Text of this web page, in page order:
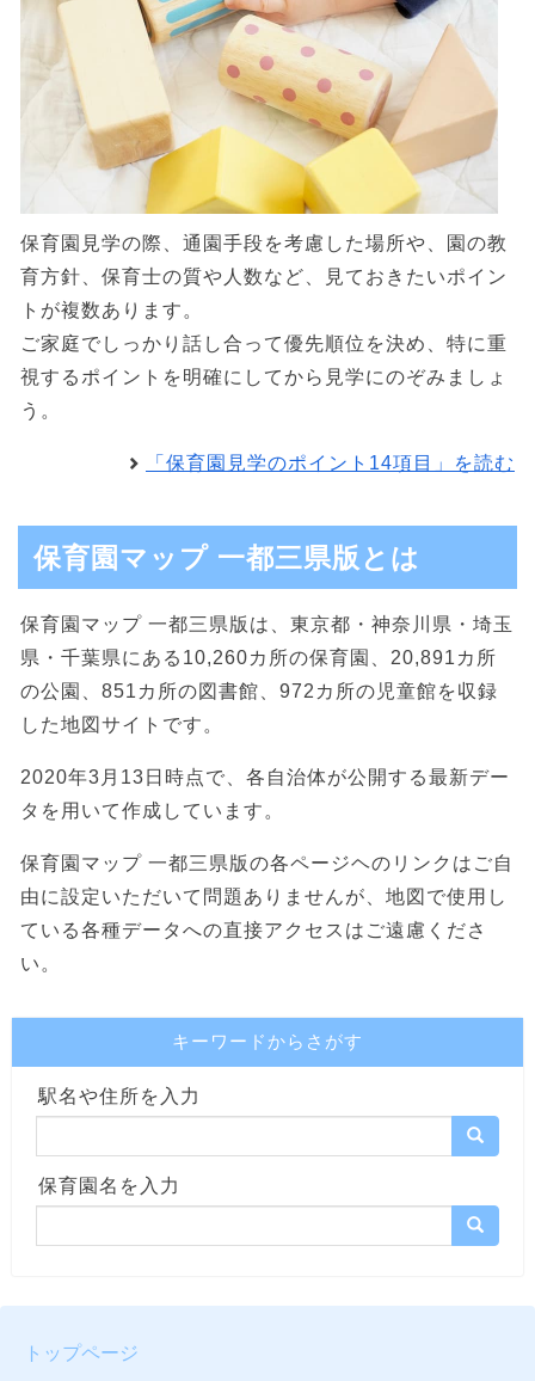
保育園見学の際、通園手段を考慮した場所や、園の教
育方針、保育士の質や人数など、見ておきたいポイン
トが複数あります。
ご家庭でしっかり話し合って優先順位を決め、特に重
視するポイントを明確にしてから見学にのぞみましょ
う。
「保育園見学のポイント14項目」を読む
保育園マップ 一都三県版とは
保育園マップ 一都三県版は、東京都・神奈川県・埼玉
県・千葉県にある10,260カ所の保育園、20,891カ所
の公園、851カ所の図書館、972カ所の児童館を収録
した地図サイトです。
2020年3月13日時点で、各自治体が公開する最新デー
タを用いて作成しています。
保育園マップ 一都三県版の各ページヘのリンクはご自
由に設定いただいて問題ありませんが、地図で使用し
ている各種データへの直接アクセスはご遠慮くださ
い。
キーワードからさがす
駅名や住所を入力
保育園名を入力
トップページ